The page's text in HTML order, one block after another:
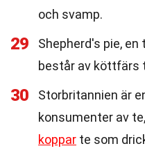
och svamp.
29
Shepherd's pie,
består av köttfärs
30
Storbritannien är
konsumenter av
koppar te som